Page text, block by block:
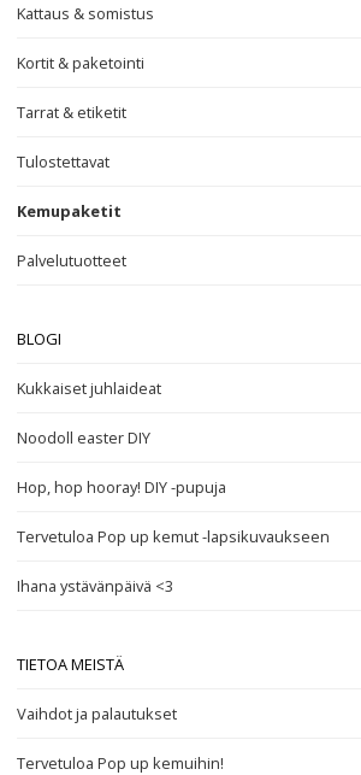
Kattaus & somistus
Kortit & paketointi
Tarrat & etiketit
Tulostettavat
Kemupaketit
Palvelutuotteet
BLOGI
Kukkaiset juhlaideat
Noodoll easter DIY
Hop, hop hooray! DIY -pupuja
Tervetuloa Pop up kemut -lapsikuvaukseen
Ihana ystävänpäivä <3
TIETOA MEISTÄ
Vaihdot ja palautukset
Tervetuloa Pop up kemuihin!